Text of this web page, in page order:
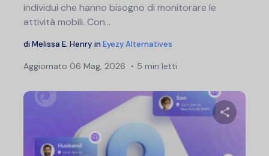
individui che hanno bisogno di monitorare le
attività mobili. Con...
di Melissa E. Henry in Eyezy Alternatives
Aggiornato 06 Mag, 2026 5 min letti